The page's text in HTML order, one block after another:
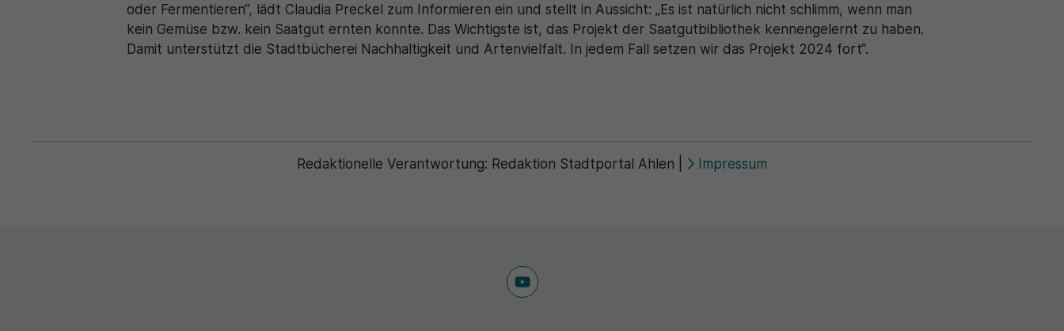
oder Fermentieren“, lädt Claudia Preckel zum Informieren ein und stellt in Aussicht: „Es ist natürlich nicht schlimm, wenn man
kein Gemüse bzw. kein Saatgut ernten konnte. Das Wichtigste ist, das Projekt der Saatgutbibliothek kennengelernt zu haben.
Damit unterstützt die Stadtbücherei Nachhaltigkeit und Artenvielfalt. In jedem Fall setzen wir das Projekt 2024 fort“.
Redaktionelle Verantwortung: Redaktion Stadtportal Ahlen Impressum